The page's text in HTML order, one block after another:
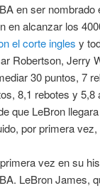
en ser
en alcanzar los
el corte ingles y
Robertson, Jerry
30 puntos, 7
8,1 rebotes y
que LeBron
por primera
vez en su
LeBron James,